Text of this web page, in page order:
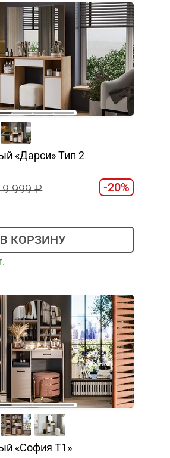
«Дарси» Тип 2
999 -20%
В КОРЗИНУ
«София Т1»